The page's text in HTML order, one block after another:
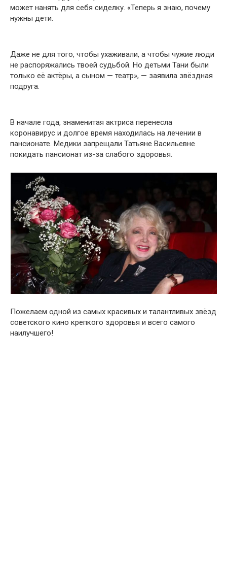
может нанять для себя сиделку. «Теперь я знаю, почему
нужны дети.
Даже не для того, чтобы ухаживали, а чтобы чужие люди
не распоряжались твоей судьбой. Но детьми Тани были
только её актёры, а сыном — театр», — заявила звёздная
подруга.
В начале года, знаменитая актриса перенесла
коронавирус и долгое время находилась на лечении в
пансионате. Медики запрещали Татьяне Васильевне
покидать пансионат из-за слабого здоровья.
Пожелаем одной из самых красивых и талантливых звёзд
советского кино крепкого здоровья и всего самого
наилучшего!